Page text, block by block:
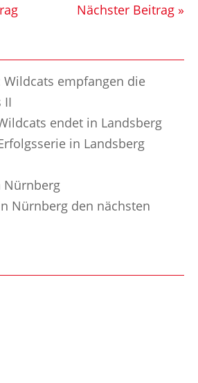
Nächster Beitrag »
Wildcats empfangen die
II
endet in Landsberg
in Landsberg
Nürnberg
Nürnberg den nächsten